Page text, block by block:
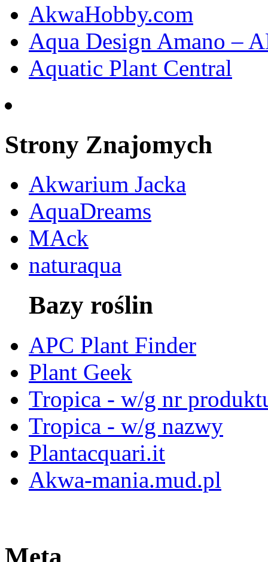
AkwaHobby.com
Aqua Design Amano –
Aquatic Plant Central
Strony Znajomych
Akwarium Jacka
AquaDreams
MAck
naturaqua
Bazy roślin
APC Plant Finder
Plant Geek
Tropica - w/g nr
Tropica - w/g nazwy
Plantacquari.it
Akwa-mania.mud.pl